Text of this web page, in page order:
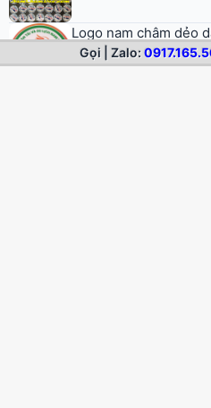
Gọi | Zalo:
Nam châm dẻo dạng